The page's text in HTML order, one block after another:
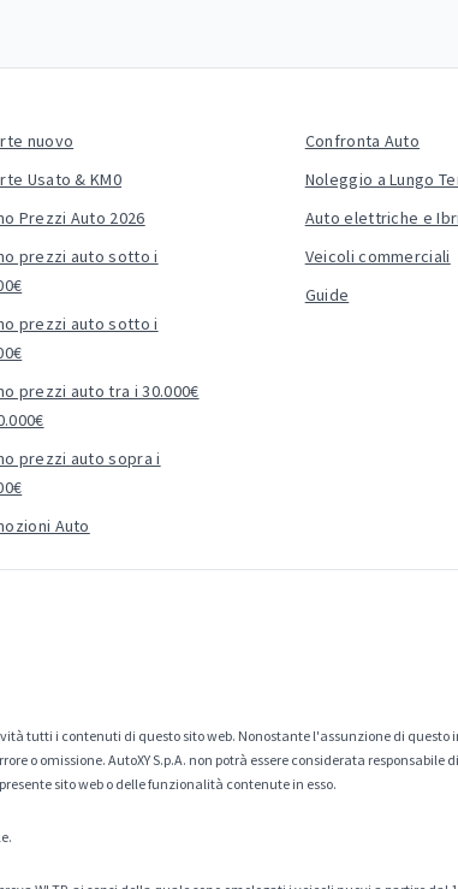
nuovo
Usato & KM0
Prezzi Auto 2026
prezzi auto sotto i
prezzi auto sotto i
prezzi auto tra i 30.000€
prezzi auto sopra i
Auto
Confronta Auto
Noleggio a Lungo
Auto elettriche e
Veicoli commerciali
Guide
tutti i contenuti di questo sito web. Nonostante l'assunzione di
o omissione. AutoXY S.p.A. non potrà essere considerata
sito web o delle funzionalità contenute in esso.